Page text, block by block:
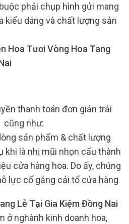
phải chụp hình gửi mang
kiểu dáng và chất lượng sản
Hoa Tươi Vòng Hoa Tang
thanh toán đơn giản trải
cũng như:
sản phẩm & chất lượng
khi là nhị mũi nhọn cấu thành
cửa hàng hoa. Do ấy, chúng
lực cố gắng cải tổ cửa hàng
Lễ Tại Gia Kiệm Đồng Nai
ở nghành kinh doanh hoa,